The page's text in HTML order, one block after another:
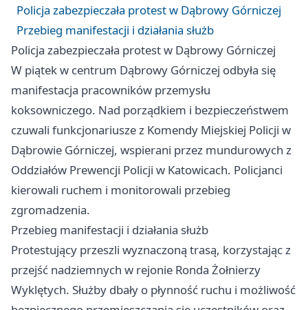
Policja zabezpieczała protest w Dąbrowy Górniczej
Przebieg manifestacji i działania służb
Policja zabezpieczała protest w Dąbrowy Górniczej
W piątek w centrum Dąbrowy Górniczej odbyła się
manifestacja pracowników przemysłu
koksowniczego. Nad porządkiem i bezpieczeństwem
czuwali funkcjonariusze z Komendy Miejskiej Policji w
Dąbrowie Górniczej, wspierani przez mundurowych z
Oddziałów Prewencji Policji w Katowicach. Policjanci
kierowali ruchem i monitorowali przebieg
zgromadzenia.
Przebieg manifestacji i działania służb
Protestujący przeszli wyznaczoną trasą, korzystając z
przejść nadziemnych w rejonie Ronda Żołnierzy
Wyklętych. Służby dbały o płynność ruchu i możliwość